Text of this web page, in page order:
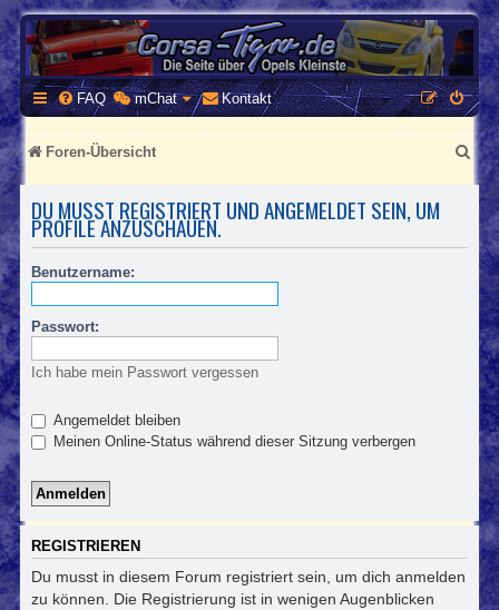
CORSA-TIGRA.DE
Homepage und Forum rund um Opel Corsa und Tigra
FAQ mChat Kontakt
Foren-Übersicht
S
u
h
DU MUSST REGISTRIERT UND ANGEMELDET SEIN, UM
PROFILE ANZUSCHAUEN.
Benutzername:
Passwort:
Ich habe mein Passwort vergessen
Angemeldet bleiben
Meinen Online-Status während dieser Sitzung verbergen
REGISTRIEREN
Du musst in diesem Forum registriert sein, um dich anmelden
zu können. Die Registrierung ist in wenigen Augenblicken